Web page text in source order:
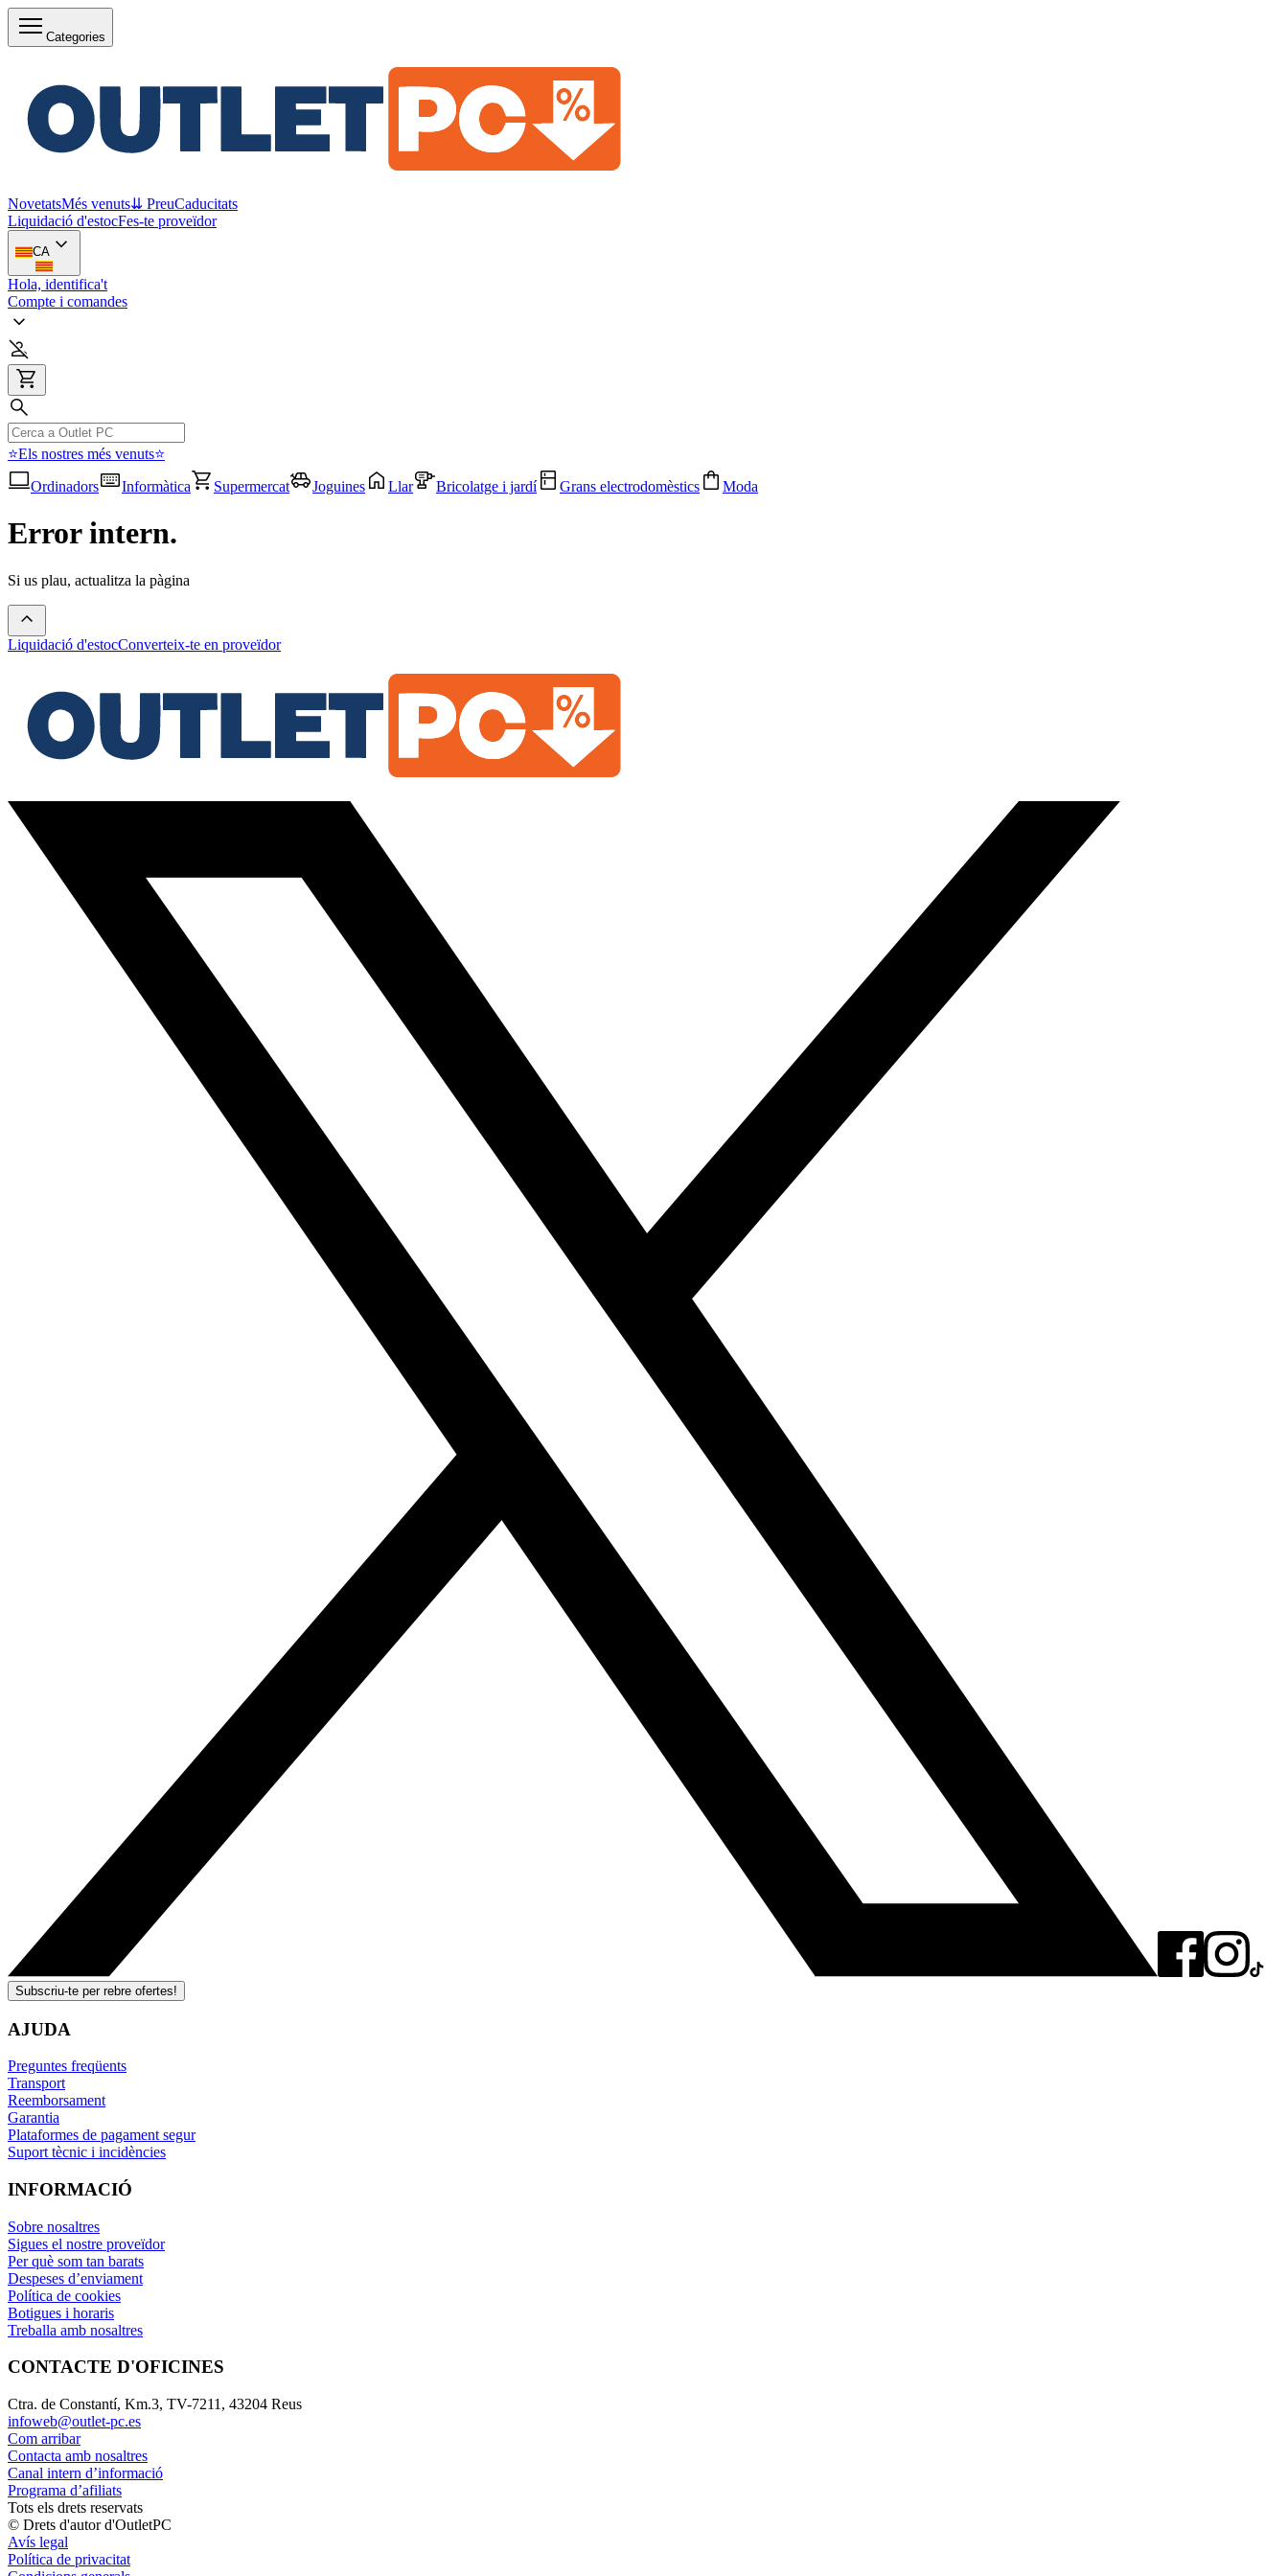
Categories
NovetatsMés venuts⇊ PreuCaducitats
Liquidació d'estocFes-te proveïdor
CA
Hola, identifica't
Compte i comandes
⭐Els nostres més venuts⭐
Ordinadors
Informàtica Supermercat Joguines Llar Bricolatge i jardí Grans electrodomèstics Moda
Error intern.
Si us plau, actualitza la pàgina
Liquidació d'estocConverteix-te en proveïdor
Subscriu-te per rebre ofertes!
AJUDA
Preguntes freqüents
Transport
Reemborsament
Garantia
Plataformes de pagament segur
Suport tècnic i incidències
INFORMACIÓ
Sobre nosaltres
Sigues el nostre proveïdor
Per què som tan barats
Despeses d’enviament
Política de cookies
Botigues i horaris
Treballa amb nosaltres
CONTACTE D'OFICINES
Ctra. de Constantí, Km.3, TV-7211, 43204 Reus
infoweb@outlet-pc.es
Com arribar
Contacta amb nosaltres
Canal intern d’informació
Programa d’afiliats
Tots els drets reservats
© Drets d'autor d'OutletPC
Avís legal
Política de privacitat